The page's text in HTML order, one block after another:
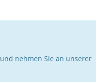
und nehmen Sie an unserer